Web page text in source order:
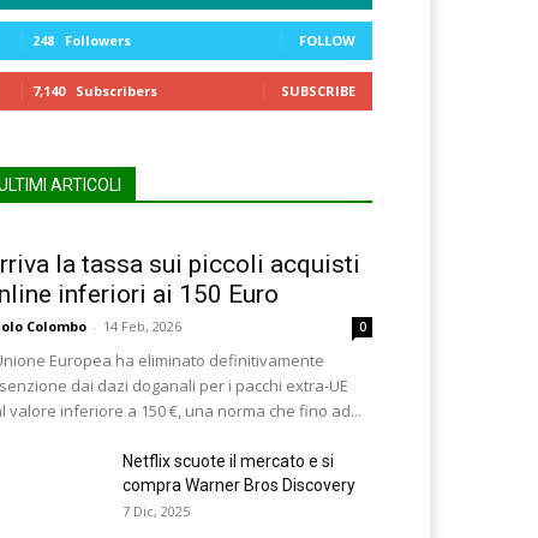
248 Followers FOLLOW
7,140 Subscribers SUBSCRIBE
ARTICOLI
la tassa sui piccoli acquisti
inferiori ai 150 Euro
Colombo - 14 Feb, 2026 0
Europea ha eliminato definitivamente
dai dazi doganali per i pacchi extra-UE
valore inferiore a 150 €, una norma che fino ad...
Netflix scuote il mercato e si
compra Warner Bros Discovery
7 Dic, 2025